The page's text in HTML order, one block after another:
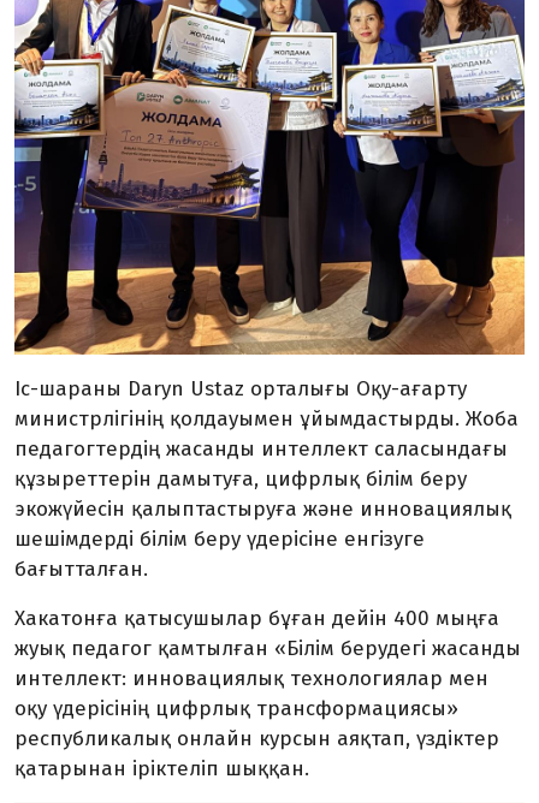
Іс-шараны Daryn Ustaz орталығы Оқу-ағарту
министрлігінің қолдауымен ұйымдастырды. Жоба
педагогтердің жасанды интеллект саласындағы
құзыреттерін дамытуға, цифрлық білім беру
экожүйесін қалыптастыруға және инновациялық
шешімдерді білім беру үдерісіне енгізуге
бағытталған.
Хакатонға қатысушылар бұған дейін 400 мыңға
жуық педагог қамтылған «Білім берудегі жасанды
интеллект: инновациялық технологиялар мен
оқу үдерісінің цифрлық трансформациясы»
республикалық онлайн курсын аяқтап, үздіктер
қатарынан іріктеліп шыққан.